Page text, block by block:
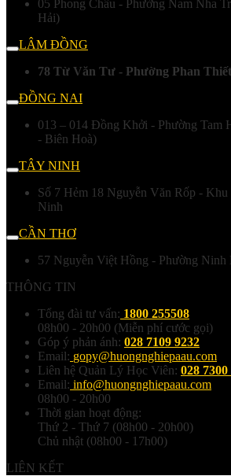
05 Phong Châu - Phường Nam Nha
Hải)
LÂM ĐỒNG
78 Từ Văn Tư - Phường Phan
ĐỒNG NAI
013 – 014 Đồng Khởi - Phường Tam
- Biên Hoà)
TÂY NINH
Số 7 Hẻm 18 Nguyễn Văn Rốp -
Ninh
CẦN THƠ
57 Nguyễn Việt Hồng - Phường
THÔNG TIN
Tổng đài tư vấn: 1800 255508
08h00 - 20h00 (Miễn phí cước gọi)
Góp ý phản ánh: 028 7109 9232
Email: gopy@huongnghiepaau.com
Liên hệ Quản Lý Học Viên: 028 7300
Email: info@huongnghiepaau.com
08h00 - 20h00
Thời gian hoạt động:
Thứ 2 - Thứ 7 (08h00 - 20h00)
Chủ nhật (08h00 - 17h00)
LIÊN KẾT